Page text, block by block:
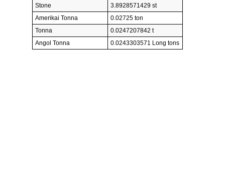
Stone
3.8928571429 st
Amerikai Tonna
0.02725 ton
Tonna
0.0247207842 t
Angol Tonna
0.0243303571 Long tons